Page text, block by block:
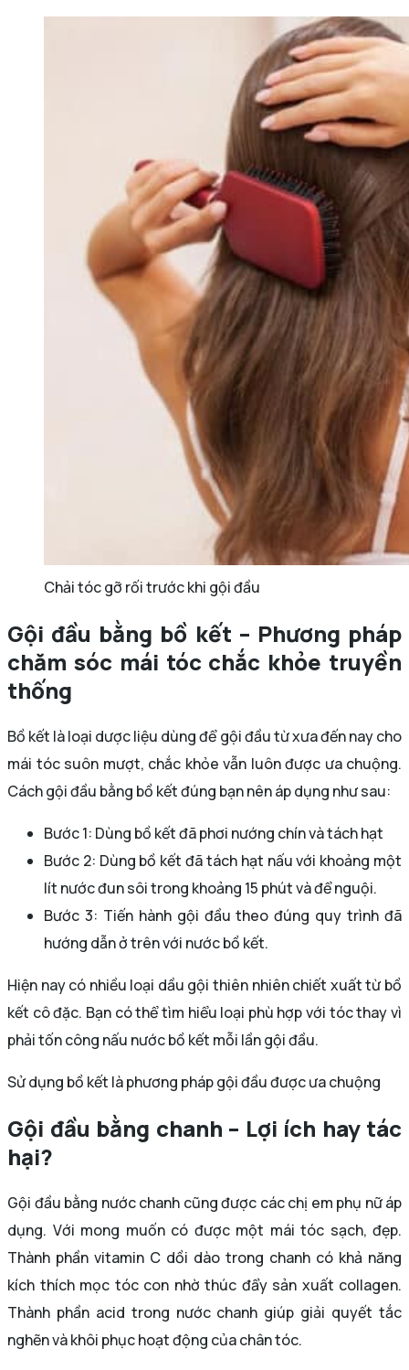
Chải tóc gỡ rối trước khi gội đầu
Gội đầu bằng bồ kết – Phương pháp
chăm sóc mái tóc chắc khỏe truyền
thống
Bồ kết là loại dược liệu dùng để gội đầu từ xưa đến nay cho
mái tóc suôn mượt, chắc khỏe vẫn luôn được ưa chuộng.
Cách gội đầu bằng bồ kết đúng bạn nên áp dụng như sau:
Bước 1: Dùng bồ kết đã phơi nướng chín và tách hạt
Bước 2: Dùng bồ kết đã tách hạt nấu với khoảng một
lít nước đun sôi trong khoảng 15 phút và để nguội.
Bước 3: Tiến hành gội đầu theo đúng quy trình đã
hướng dẫn ở trên với nước bồ kết.
Hiện nay có nhiều loại dầu gội thiên nhiên chiết xuất từ bồ
kết cô đặc. Bạn có thể tìm hiểu loại phù hợp với tóc thay vì
phải tốn công nấu nước bồ kết mỗi lần gội đầu.
Sử dụng bồ kết là phương pháp gội đầu được ưa chuộng
Gội đầu bằng chanh – Lợi ích hay tác
hại?
Gội đầu bằng nước chanh cũng được các chị em phụ nữ áp
dụng. Với mong muốn có được một mái tóc sạch, đẹp.
Thành phần vitamin C dồi dào trong chanh có khả năng
kích thích mọc tóc con nhờ thúc đẩy sản xuất collagen.
Thành phần acid trong nước chanh giúp giải quyết tắc
nghẽn và khôi phục hoạt động của chân tóc.